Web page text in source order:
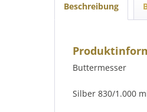
Beschreibung
Buttermesser
Silber 830/1.000